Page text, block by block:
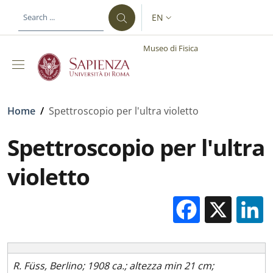
LANGUAGE SWITCHER:
EN
Museo di Fisica
Breadcrumb
Home / Spettroscopio per l'ultra violetto
Spettroscopio per l'ultra
violetto
X
R. Füss, Berlino; 1908 ca.; altezza min 21 cm;